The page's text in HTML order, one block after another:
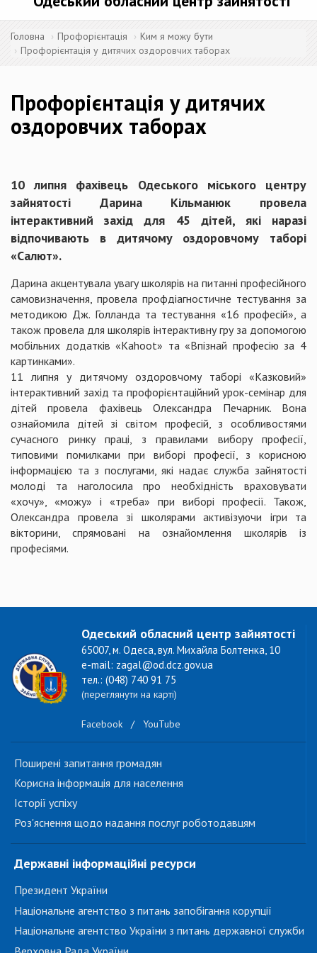
Головна Профорієнтація
Ким я можу бути
Профорієнтація у дитячих оздоровчих таборах
Профорієнтація у дитячих
оздоровчих таборах
10 липня фахівець Одеського міського центру
зайнятості Дарина Кільманюк провела
інтерактивний захід для 45 дітей, які наразі
відпочивають в дитячому оздоровчому таборі
«Салют».
Дарина акцентувала увагу школярів на питанні професійного
самовизначення, провела профдіагностичне тестування за
методикою Дж. Голланда та тестування «16 професій», а
також провела для школярів інтерактивну гру за допомогою
мобільних додатків «Kahoot» та «Впізнай професію за 4
картинками».
11 липня у дитячому оздоровчому таборі «Казковий»
інтерактивний захід та профорієнтаційний урок-семінар для
дітей провела фахівець Олександра Печарник. Вона
ознайомила дітей зі світом професій, з особливостями
сучасного ринку праці, з правилами вибору професії,
типовими помилками при виборі професії, з корисною
інформацією та з послугами, які надає служба зайнятості
молоді та наголосила про необхідність враховувати
«хочу», «можу» і «треба» при виборі професії. Також,
Олександра провела зі школярами активізуючи ігри та
вікторини, спрямовані на ознайомлення школярів із
професіями.
Одеський обласний центр зайнятості
65007, м. Одеса, вул. Михайла Болтенка, 10
e-mail: zagal@od.dcz.gov.ua
тел.: (048) 740 91 75
(переглянути на карті)
Facebook / YouTube
Поширені запитання громадян
Корисна інформація для населення
Історії успіху
Роз'яснення щодо надання послуг роботодавцям
Державні інформаційні ресурси
Президент України
Національне агентство з питань запобігання корупції
Національне агентство України з питань державної служби